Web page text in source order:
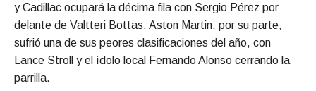
y Cadillac ocupará la décima fila con Sergio Pérez por
delante de Valtteri Bottas. Aston Martin, por su parte,
sufrió una de sus peores clasificaciones del año, con
Lance Stroll y el ídolo local Fernando Alonso cerrando la
parrilla.